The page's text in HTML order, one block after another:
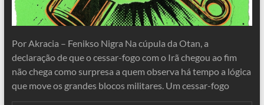
Por Akracia – Fenikso Nigra Na cúpula da Otan, a
declaração de que o cessar-fogo com o Irã chegou ao fim
não chega como surpresa a quem observa há tempo a lógica
que move os grandes blocos militares. Um cessar-fogo